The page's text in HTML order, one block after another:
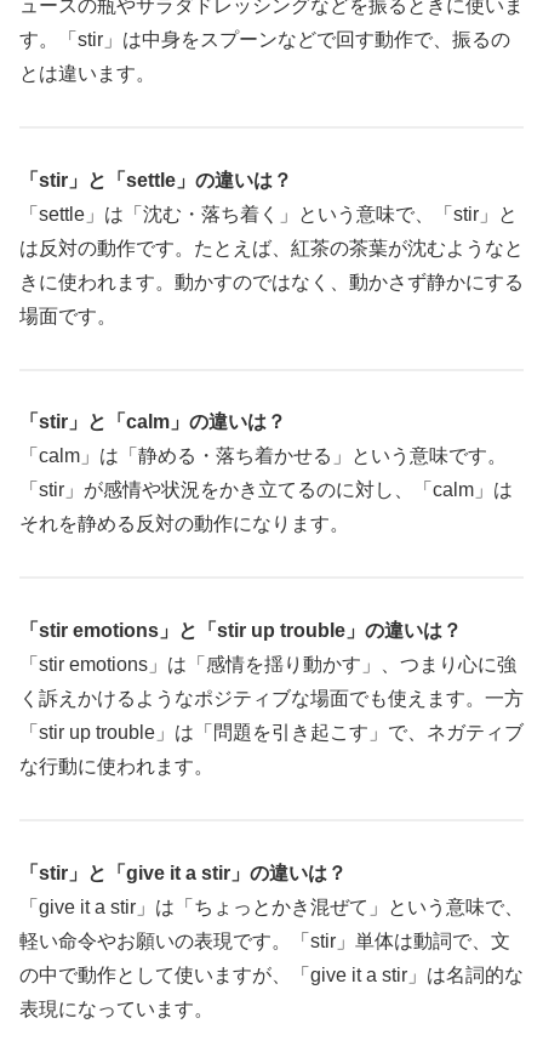
ュースの瓶やサラダドレッシングなどを振るときに使いま
す。「stir」は中身をスプーンなどで回す動作で、振るの
とは違います。
「stir」と「settle」の違いは？
「settle」は「沈む・落ち着く」という意味で、「stir」と
は反対の動作です。たとえば、紅茶の茶葉が沈むようなと
きに使われます。動かすのではなく、動かさず静かにする
場面です。
「stir」と「calm」の違いは？
「calm」は「静める・落ち着かせる」という意味です。
「stir」が感情や状況をかき立てるのに対し、「calm」は
それを静める反対の動作になります。
「stir emotions」と「stir up trouble」の違いは？
「stir emotions」は「感情を揺り動かす」、つまり心に強
く訴えかけるようなポジティブな場面でも使えます。一方
「stir up trouble」は「問題を引き起こす」で、ネガティブ
な行動に使われます。
「stir」と「give it a stir」の違いは？
「give it a stir」は「ちょっとかき混ぜて」という意味で、
軽い命令やお願いの表現です。「stir」単体は動詞で、文
の中で動作として使いますが、「give it a stir」は名詞的な
表現になっています。